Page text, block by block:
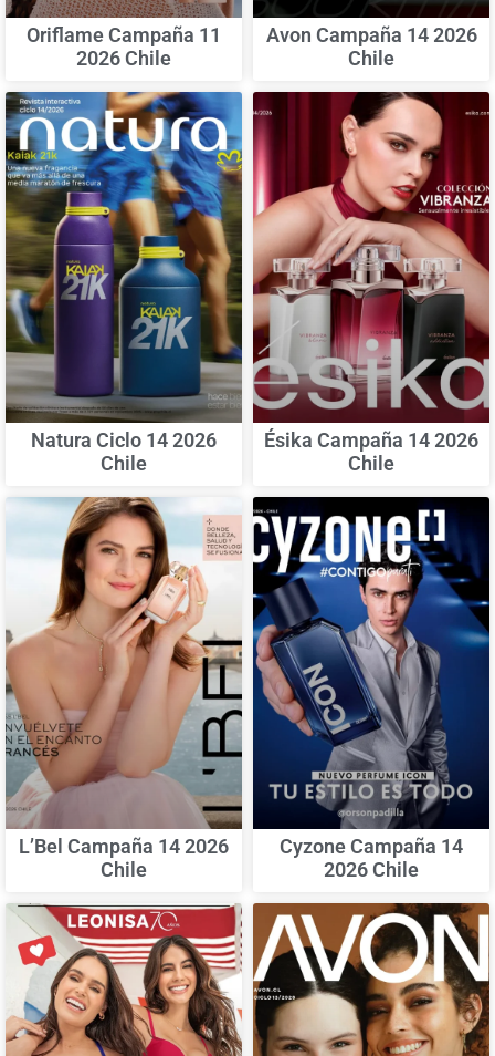
Oriflame Campaña 11
2026 Chile
Avon Campaña 14 2026
Chile
Natura Ciclo 14 2026
Chile
Ésika Campaña 14 2026
Chile
L’Bel Campaña 14 2026
Chile
Cyzone Campaña 14
2026 Chile